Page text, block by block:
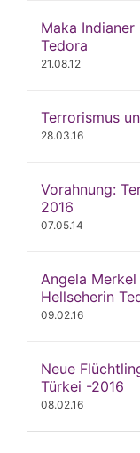
Maka
Tedora
21.08.12
Terrorismus
28.03.16
Vorahnung:
2016
07.05.14
Angela
Hellseherin
09.02.16
Neue
Türkei -2016
08.02.16